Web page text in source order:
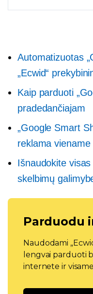
Automatizuotas
„Ecwid“
Kaip parduoti
pradedančiajam
„Google Smart
reklama
Išnaudokite visas
skelbimų
Parduodu
Naudodami
lengvai parduoti
internete ir